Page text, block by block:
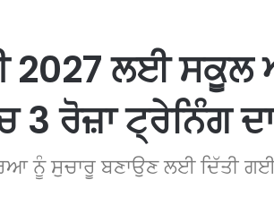
2027 ਲਈ
3 ਰੋਜ਼ਾ ਟ੍ਰੇਨਿੰਗ
ਨੂੰ ਸੁਚਾਰੂ ਬਣਾਉਣ ਲਈ ਦਿੱਤੀ